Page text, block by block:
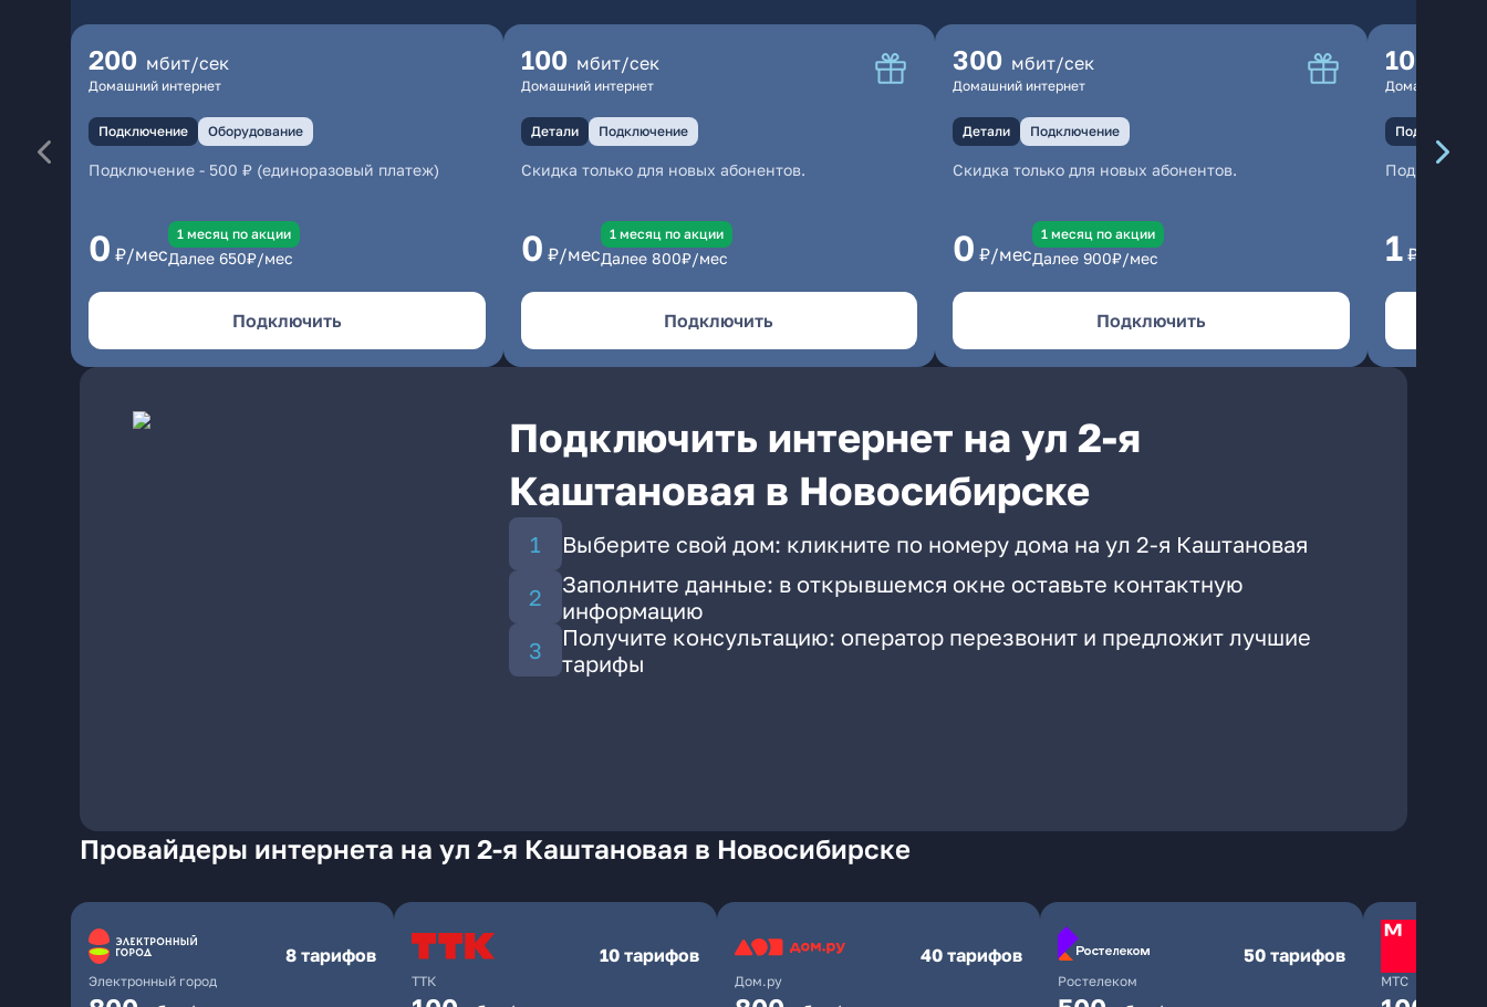
200 мбит/сек
Домашний интернет
Подключение Оборудование
Подключение - 500 ₽ (единоразовый платеж)
0 ₽/мес
1 месяц по акции
Далее 650₽/мес
Подключить
100 мбит/сек
Домашний интернет
Детали Подключение
Скидка только для новых абонентов.
0 ₽/мес
1 месяц по акции
Далее 800₽/мес
Подключить
300 мбит/сек
Домашний интернет
Детали Подключение
Скидка только для новых абонентов.
0 ₽/мес
1 месяц по акции
Далее 900₽/мес
Подключить
100
Домашний
Подключение
1 ₽/мес
Подключить интернет на ул 2-я
Каштановая в Новосибирске
Выберите свой дом: кликните по номеру дома на ул 2-я Каштановая
Заполните данные: в открывшемся окне оставьте контактную
информацию
Получите консультацию: оператор перезвонит и предложит лучшие
тарифы
Провайдеры интернета на ул 2-я Каштановая в Новосибирске
Электронный город
8 тарифов
ТТК
10 тарифов
Дом.ру
40 тарифов
Ростелеком
50 тарифов
МТС